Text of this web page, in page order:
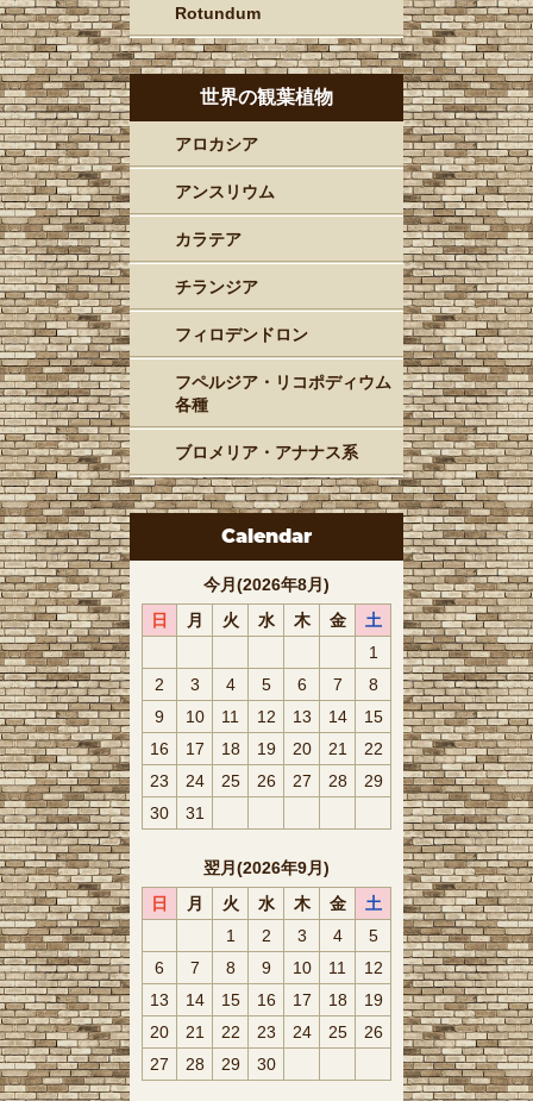
Rotundum
世界の観葉植物
アロカシア
アンスリウム
カラテア
チランジア
フィロデンドロン
フペルジア・リコポディウム
各種
ブロメリア・アナナス系
Calendar
今月(2026年8月)
日
月 火 水 木 金
土
1
2
3 4 5 6 7
8
9
10 11 12 13 14
15
16
17 18 19 20 21
22
23
24 25 26 27 28
29
30
31
翌月(2026年9月)
日
月 火 水 木 金
土
1
2 3 4
5
6
7 8 9 10 11
12
13
14 15 16 17 18
19
20
21 22 23 24 25
26
27
28 29 30